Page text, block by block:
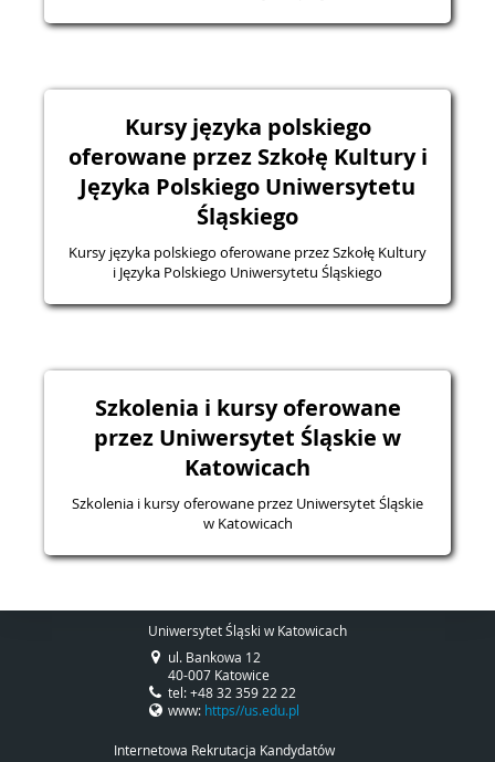
Kursy języka polskiego
oferowane przez Szkołę Kultury i
Języka Polskiego Uniwersytetu
Śląskiego
Kursy języka polskiego oferowane przez Szkołę Kultury
i Języka Polskiego Uniwersytetu Śląskiego
Szkolenia i kursy oferowane
przez Uniwersytet Śląskie w
Katowicach
Szkolenia i kursy oferowane przez Uniwersytet Śląskie
w Katowicach
Uniwersytet Śląski w Katowicach
ul. Bankowa 12
40-007 Katowice
tel: +48 32 359 22 22
www: https//us.edu.pl
Internetowa Rekrutacja Kandydatów